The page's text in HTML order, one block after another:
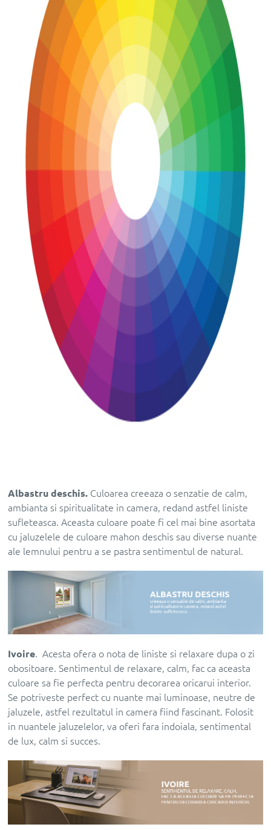
Albastru deschis. Culoarea creeaza o senzatie de calm,
ambianta si spiritualitate in camera, redand astfel liniste
sufleteasca. Aceasta culoare poate fi cel mai bine asortata
cu jaluzelele de culoare mahon deschis sau diverse nuante
ale lemnului pentru a se pastra sentimentul de natural.
Ivoire. Acesta ofera o nota de liniste si relaxare dupa o zi
obositoare. Sentimentul de relaxare, calm, fac ca aceasta
culoare sa fie perfecta pentru decorarea oricarui interior.
Se potriveste perfect cu nuante mai luminoase, neutre de
jaluzele, astfel rezultatul in camera fiind fascinant. Folosit
in nuantele jaluzelelor, va oferi fara indoiala, sentimental
de lux, calm si succes.